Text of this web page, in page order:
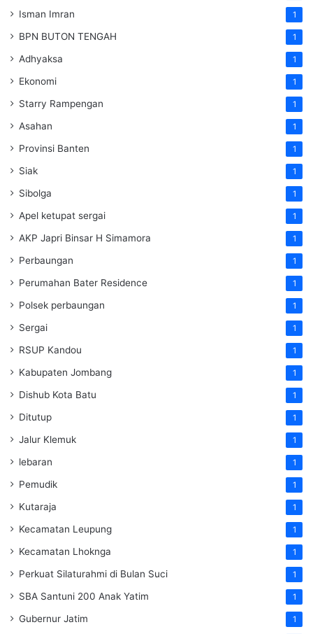
Isman Imran 1
BPN BUTON TENGAH 1
Adhyaksa 1
Ekonomi 1
Starry Rampengan 1
Asahan 1
Provinsi Banten 1
Siak 1
Sibolga 1
Apel ketupat sergai 1
AKP Japri Binsar H Simamora 1
Perbaungan 1
Perumahan Bater Residence 1
Polsek perbaungan 1
Sergai 1
RSUP Kandou 1
Kabupaten Jombang 1
Dishub Kota Batu 1
Ditutup 1
Jalur Klemuk 1
lebaran 1
Pemudik 1
Kutaraja 1
Kecamatan Leupung 1
Kecamatan Lhoknga 1
Perkuat Silaturahmi di Bulan Suci 1
SBA Santuni 200 Anak Yatim 1
Gubernur Jatim 1